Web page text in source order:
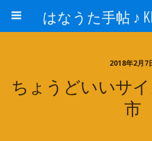
2018年2月7
ちょうどいいサ
市